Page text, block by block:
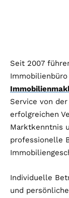
Seit 2007
Immobilienbüro
Service von
erfolgreichen
Marktkenntnis
professionelle
Individuelle
und